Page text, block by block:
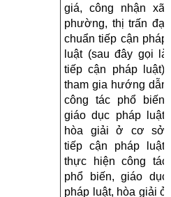
giá, công nhận xã,
phường, thị trấn đạt
chuẩn tiếp cận pháp
luật (sau đây gọi là
tiếp cận pháp luật);
tham gia hướng dẫn
công tác phổ biến,
giáo dục pháp luật,
hòa giải ở cơ sở,
tiếp cận pháp luật;
thực hiện công tác
phổ biến, giáo dục
pháp luật, hòa giải ở